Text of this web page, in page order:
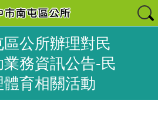
公所辦理對民
務資訊公告-民
育相關活動